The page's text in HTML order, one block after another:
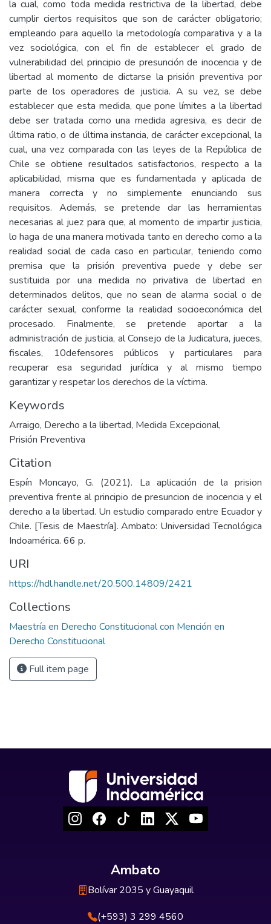
la cual, como toda medida restrictiva de la libertad, debe
cumplir ciertos requisitos que son de carácter obligatorio;
empleando para aquello la metodología comparativa y a la
vez sociológica, con el fin de establecer el grado de
vulnerabilidad del principio de presunción de inocencia y de
libertad al momento de dictarse la prisión preventiva por
parte de los operadores de justicia. A su vez, se debe
establecer que esta medida, que pone límites a la libertad
debe ser tratada como una medida agresiva, es decir de
última ratio, o de última instancia, de carácter excepcional, la
cual, una vez comparada con las leyes de la República de
Chile se obtiene resultados satisfactorios, respecto a la
aplicabilidad, misma que es fundamentada y aplicada de
manera correcta y no simplemente enunciando sus
requisitos. Además, se pretende dar las herramientas
necesarias al juez para que, al momento de impartir justicia,
lo haga de una manera motivada tanto en derecho como a la
realidad social de cada caso en particular, teniendo como
premisa que la prisión preventiva puede y debe ser
sustituida por una medida no privativa de libertad en
determinados delitos, que no sean de alarma social o de
carácter sexual, conforme la realidad socioeconómica del
procesado. Finalmente, se pretende aportar a la
administración de justicia, al Consejo de la Judicatura, jueces,
fiscales, 10defensores públicos y particulares para
recuperar esa seguridad jurídica y al mismo tiempo
garantizar y respetar los derechos de la víctima.
Keywords
Arraigo, Derecho a la libertad, Medida Excepcional,
Prisión Preventiva
Citation
Espín Moncayo, G. (2021). La aplicación de la prision
preventiva frente al principio de presuncion de inocencia y el
derecho a la libertad. Un estudio comparado entre Ecuador y
Chile. [Tesis de Maestría]. Ambato: Universidad Tecnológica
Indoamérica. 66 p.
URI
https://hdl.handle.net/20.500.14809/2421
Collections
Maestría en Derecho Constitucional con Mención en
Derecho Constitucional
Full item page
Ambato
Bolívar 2035 y Guayaquil
(+593) 3 299 4560